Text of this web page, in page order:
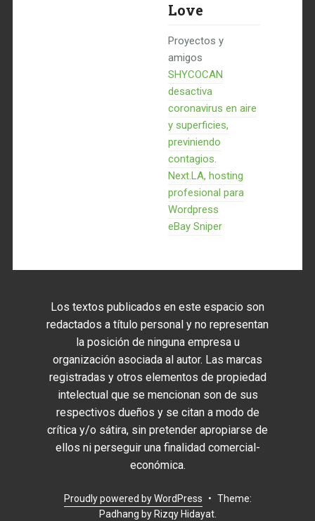
Love
Proyectos y
amigos
SHYCOCAN
desactiva
coronavirus en aire
y superficies,
previniendo
contagios.
Next.LA, hosting
profesional para
Wordpress
eBay Sniper
Los textos publicados en este espacio son
redactados a título personal y no representan
la posición de ninguna empresa u
organización asociada al autor. Las marcas
registradas y otros elementos de propiedad
intelectual que se mencionan son de sus
respectivos dueños y se citan a modo de
crítica y/o sátira, sin pretender apropiarse de
ellos ni perseguir una finalidad comercial-
económica.
Proudly powered by WordPress • Theme:
Padhang by Rizqy Hidayat.